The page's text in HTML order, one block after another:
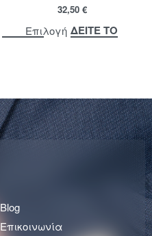
32,50 €
Επιλογή ΔΕΙΤΕ ΤΟ
Blog
Επικοινωνία